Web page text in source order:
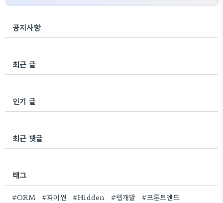
공지사항
최근 글
인기 글
최근 댓글
태그
#ORM #파이썬 #Hidden #웹개발 #프론트엔드